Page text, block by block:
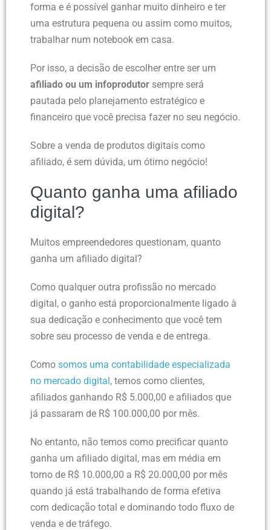
forma e é possível ganhar muito dinheiro e ter
uma estrutura pequena ou assim como muitos,
trabalhar num notebook em casa.
Por isso, a decisão de escolher entre ser um
afiliado ou um infoprodutor sempre será
pautada pelo planejamento estratégico e
financeiro que você precisa fazer no seu negócio.
Sobre a venda de produtos digitais como
afiliado, é sem dúvida, um ótimo negócio!
Quanto ganha uma afiliado
digital?
Muitos empreendedores questionam, quanto
ganha um afiliado digital?
Como qualquer outra profissão no mercado
digital, o ganho está proporcionalmente ligado à
sua dedicação e conhecimento que você tem
sobre seu processo de venda e de entrega.
Como somos uma contabilidade especializada
no mercado digital, temos como clientes,
afiliados ganhando R$ 5.000,00 e afiliados que
já passaram de R$ 100.000,00 por mês.
No entanto, não temos como precificar quanto
ganha um afiliado digital, mas em média em
torno de R$ 10.000,00 a R$ 20.000,00 por mês
quando já está trabalhando de forma efetiva
com dedicação total e dominando todo fluxo de
venda e de tráfego.